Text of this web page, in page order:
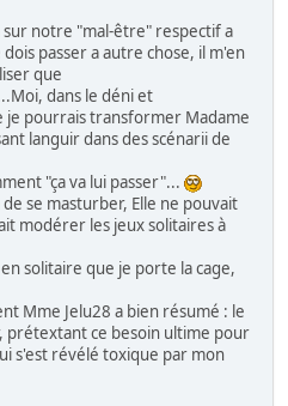
sur notre "mal-être" respectif a
passer a autre chose, il m'en
que
dans le déni et
je pourrais transformer Madame
languir dans des scénarii de
"ça va lui passer"...
se masturber, Elle ne pouvait
modérer les jeux solitaires à
solitaire que je porte la cage,
Mme Jelu28 a bien résumé : le
prétextant ce besoin ultime pour
s'est révélé toxique par mon